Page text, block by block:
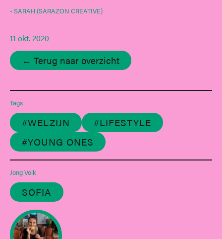
- SARAH (SARAZON CREATIVE)
11 okt. 2020
← Terug naar overzicht
Tags
#WELZIJN
#LIFESTYLE
#YOUNG ONES
Jong Volk
SOFIA